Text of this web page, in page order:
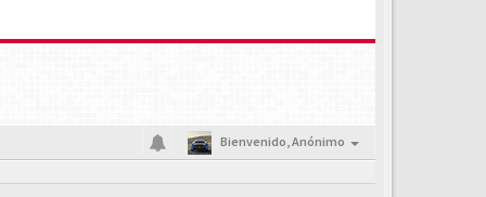
Bienvenido,Anónimo